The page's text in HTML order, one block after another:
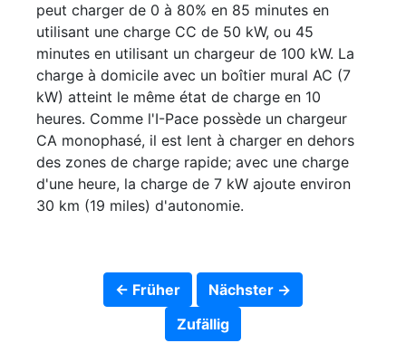
peut charger de 0 à 80% en 85 minutes en
utilisant une charge CC de 50 kW, ou 45
minutes en utilisant un chargeur de 100 kW. La
charge à domicile avec un boîtier mural AC (7
kW) atteint le même état de charge en 10
heures. Comme l'I-Pace possède un chargeur
CA monophasé, il est lent à charger en dehors
des zones de charge rapide; avec une charge
d'une heure, la charge de 7 kW ajoute environ
30 km (19 miles) d'autonomie.
← Früher
Nächster →
Zufällig